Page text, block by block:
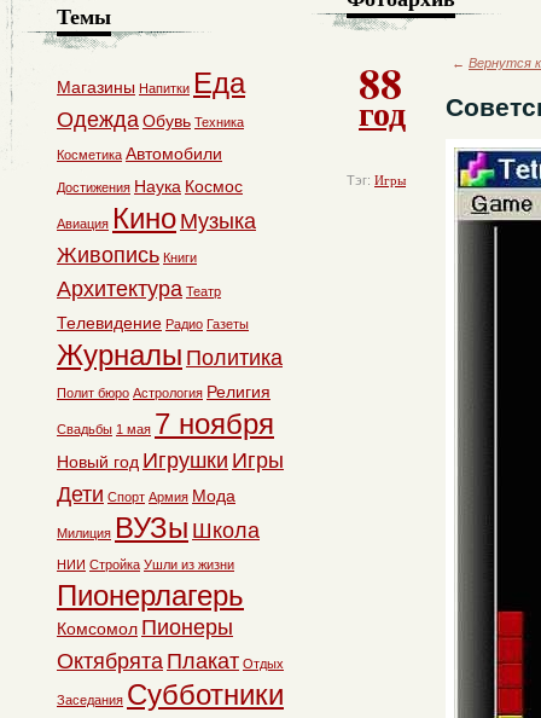
88
год
Тэг: Игры
← Вернутся
Темы
Магазины Напитки Еда
ОдеждаОбувь Техника
Косметика Автомобили
Достижения Наука Космос
Авиация Кино Музыка
Живопись Книги
Архитектура Театр
Телевидение Радио Газеты
Журналы Политика
Полит бюро Астрология Религия
Свадьбы 1 мая 7 ноября
Новый год Игрушки Игры
Дети Спорт Армия Мода
Милиция ВУЗы Школа
НИИ Стройка Ушли из жизни
Пионерлагерь
Комсомол Пионеры
Октябрята Плакат Отдых
Заседания Субботники